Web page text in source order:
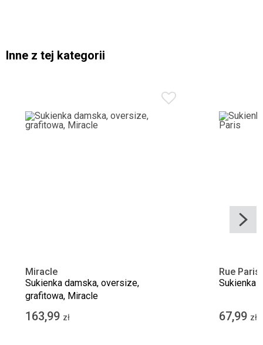
Inne z tej kategorii
Miracle
Sukienka damska, oversize,
grafitowa, Miracle
163,99 zł
Rue Paris
Sukienka
67,99 zł